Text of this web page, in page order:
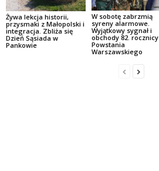
Żywa lekcja historii,
przysmaki z Małopolski i
integracja. Zbliża się
Dzień Sąsiada w
Pankowie
W sobotę zabrzmią
syreny alarmowe.
Wyjątkowy sygnał i
obchody 82. rocznicy
Powstania
Warszawskiego